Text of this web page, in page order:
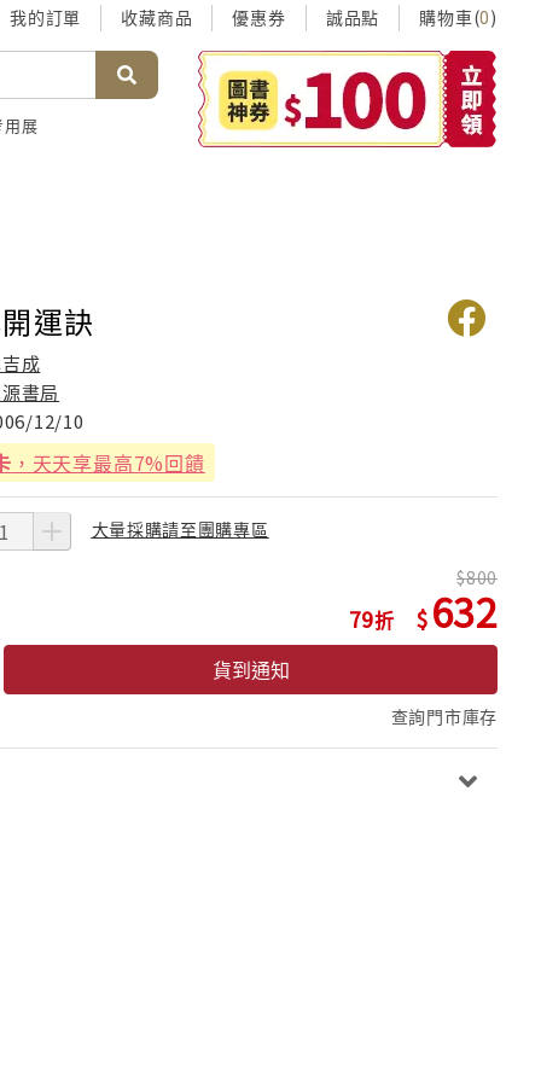
我的訂單 收藏商品 優惠券 誠品點 購物車(0)
用展
運訣
成
書局
12/10
，天天享最高7%回饋
大量採購請至團購專區
79
800
632
貨到通知
查詢門市庫存